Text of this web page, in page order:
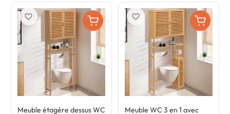
Meuble étagère dessus WC
favorite_border
Meuble WC 3 en 1 avec
favorite_border